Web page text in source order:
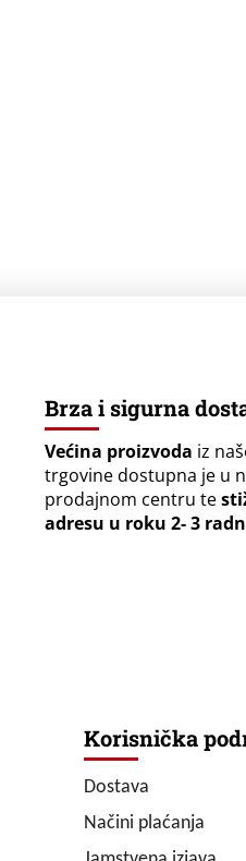
Brza i sigurna
Većina proizvoda iz
trgovine dostupna je u
prodajnom centru te
adresu u roku 2- 3
Korisnička
Dostava
Načini plaćanja